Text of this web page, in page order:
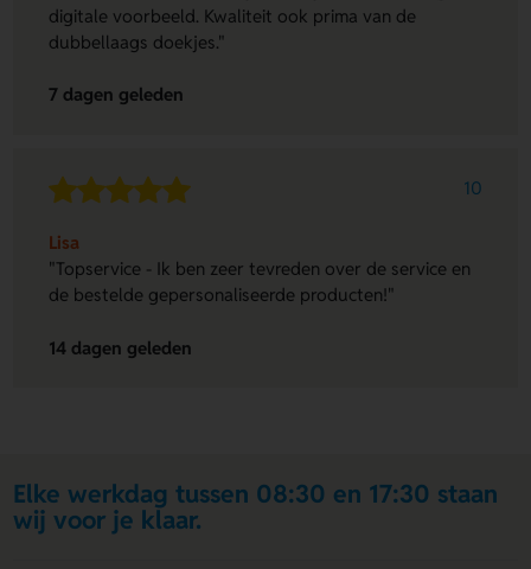
digitale voorbeeld. Kwaliteit ook prima van de
dubbellaags doekjes."
7 dagen geleden
10
Lisa
"Topservice - Ik ben zeer tevreden over de service en
de bestelde gepersonaliseerde producten!"
14 dagen geleden
Elke werkdag tussen 08:30 en 17:30 staan
wij voor je klaar.